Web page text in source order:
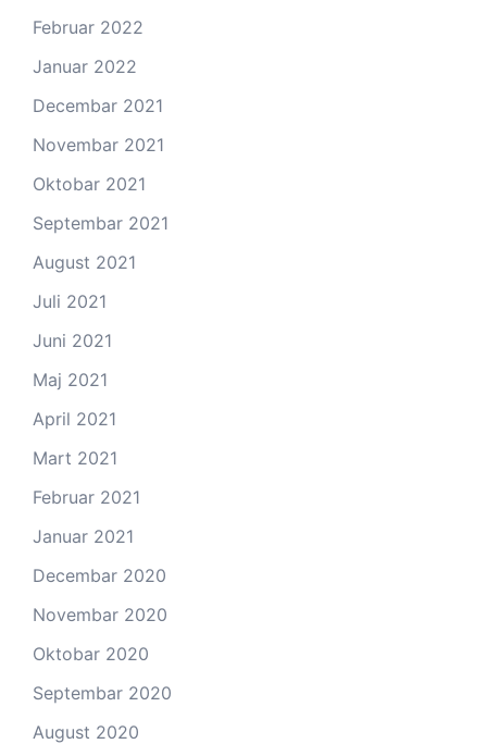
Februar 2022
Januar 2022
Decembar 2021
Novembar 2021
Oktobar 2021
Septembar 2021
August 2021
Juli 2021
Juni 2021
Maj 2021
April 2021
Mart 2021
Februar 2021
Januar 2021
Decembar 2020
Novembar 2020
Oktobar 2020
Septembar 2020
August 2020